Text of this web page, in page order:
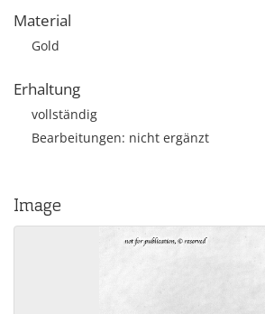
Material
Gold
Erhaltung
vollständig
Bearbeitungen: nicht ergänzt
Image